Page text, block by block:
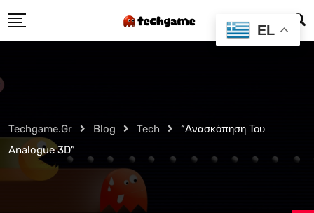
to
Techgame.gr Blog Tech
“Ανασκόπηση Του
Analogue 3D”
EL